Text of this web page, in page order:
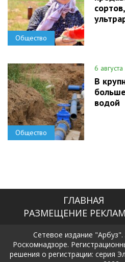
Общество
Общество
6
В
водой
ГЛАВНАЯ
РАЗМЕЩЕНИЕ
Сетевое издание
Роскомнадзоре.
решения о регистрации: серия